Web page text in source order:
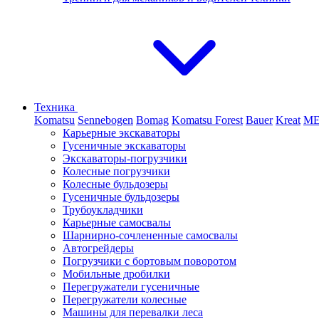
Техника
Komatsu Sennebogen Bomag Komatsu Forest Bauer Kreat
Карьерные экскаваторы
Гусеничные экскаваторы
Экскаваторы-погрузчики
Колесные погрузчики
Колесные бульдозеры
Гусеничные бульдозеры
Трубоукладчики
Карьерные самосвалы
Шарнирно-сочлененные cамосвалы
Автогрейдеры
Погрузчики с бортовым поворотом
Мобильные дробилки
Перегружатели гусеничные
Перегружатели колесные
Машины для перевалки леса